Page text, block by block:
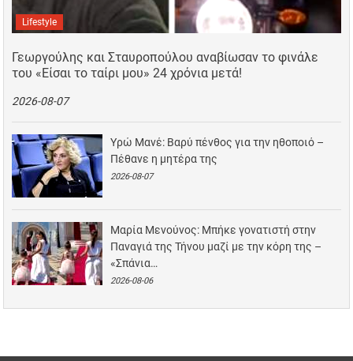
Lifestyle
Γεωργούλης και Σταυροπούλου αναβίωσαν το φινάλε
του «Είσαι το ταίρι μου» 24 χρόνια μετά!
2026-08-07
Υρώ Μανέ: Βαρύ πένθος για την ηθοποιό –
Πέθανε η μητέρα της
2026-08-07
Μαρία Μενούνος: Μπήκε γονατιστή στην
Παναγιά της Τήνου μαζί με την κόρη της –
«Σπάνια…
2026-08-06